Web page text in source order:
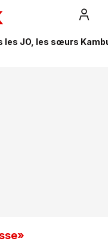
les JO, les sœurs